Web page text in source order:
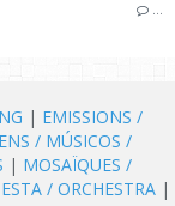
…
| EMISSIONS /
/ MÚSICOS /
| MOSAÏQUES /
/ ORCHESTRA |